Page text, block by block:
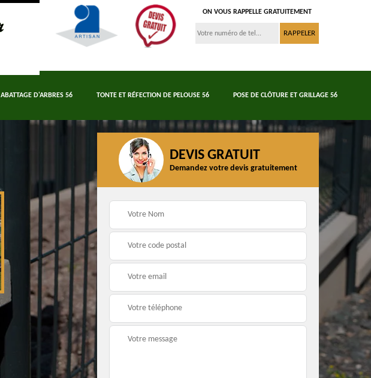
ON VOUS RAPPELLE GRATUITEMENT
ABATTAGE D'ARBRES 56 TONTE ET RÉFECTION DE PELOUSE 56 POSE DE CLÔTURE ET GRILLAGE 56
Taille de haie 56 Abattage d'arbres 56
Tonte et réfection de
pelouse 56
DEVIS GRATUIT
Demandez votre devis gratuitement